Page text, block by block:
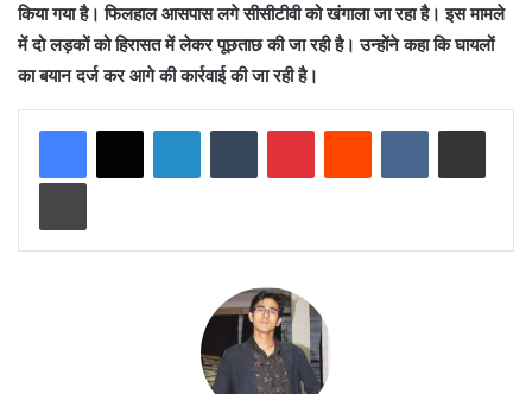
किया गया है। फिलहाल आसपास लगे सीसीटीवी को खंगाला जा रहा है। इस मामले
में दो लड़कों को हिरासत में लेकर पूछताछ की जा रही है। उन्होंने कहा कि घायलों
का बयान दर्ज कर आगे की कार्रवाई की जा रही है।
LinkedInTumblr PinterestReddit VKontakteShare via Email
Print